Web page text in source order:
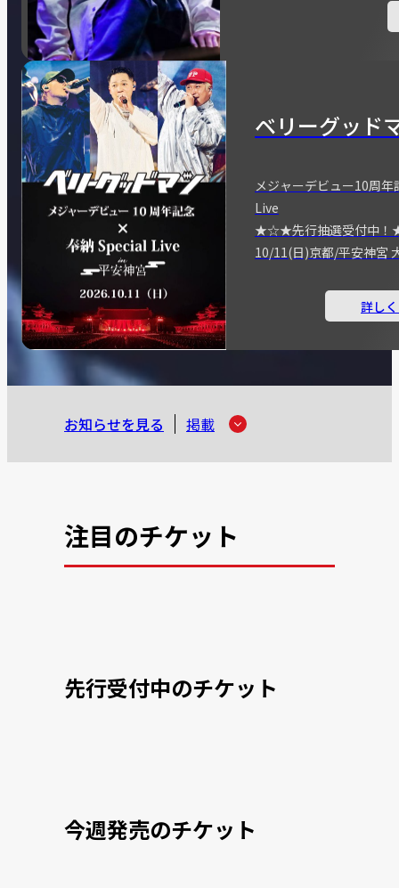
ベリーグッド
メジャーデビュー10周
Live
★☆★先行抽選受付中
10/11(日)京都/平安神宮
詳し
お知らせを見る 掲載
注目のチケット
先行受付中のチケット
今週発売のチケット